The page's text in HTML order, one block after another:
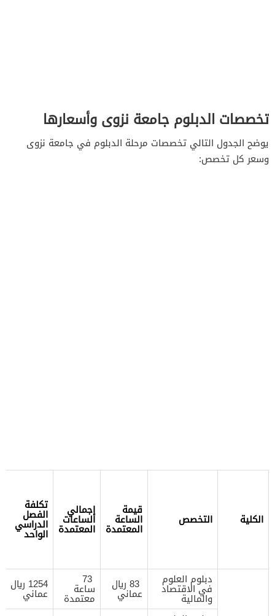
تخصصات الدبلوم جامعة نزوى وأسعارها
يوضح الجدول التالي تخصصات مرحلة الدبلوم في جامعة نزوى
وسعر كل تخصص:
الكلية التخصص
قيمة
الساعة
المعتمدة
إجمالي
الساعات
المعتمدة
تكلفة
الفصل
الدراسي
الواحد
دبلوم العلوم
في الاقتصاد
والمالية
83 ريال
عماني
73
ساعة
معتمدة
1254 ريال
عماني